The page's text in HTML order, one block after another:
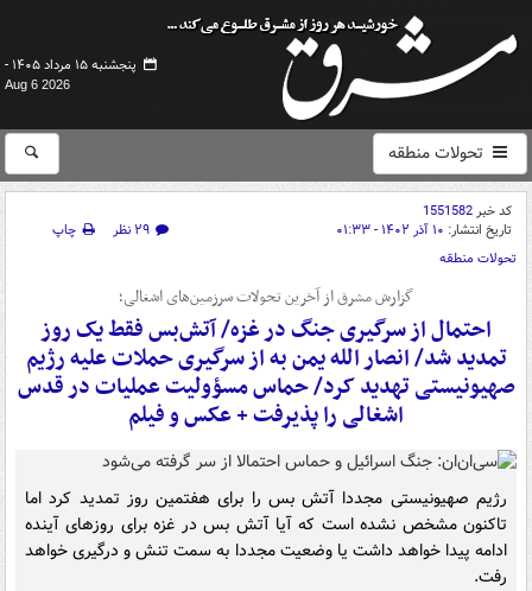
پنجشنبه ۱۵ مرداد ۱۴۰۵ -
Aug 6 2026
تحولات منطقه
کد خبر1551582
تاریخ انتشار: ۱۰ آذر ۱۴۰۲ - ۰۱:۳۳ ۲۹ نظر
چاپ
تحولات منطقه
گزارش مشرق از آخرین تحولات سرزمین‌های اشغالی؛
احتمال از سرگیری جنگ در غزه/ آتش‌بس فقط یک روز
تمدید شد/ انصار الله یمن به از سرگیری حملات علیه رژیم
صهیونیستی تهدید کرد/ حماس مسؤولیت عملیات در قدس
اشغالی را پذیرفت + عکس و فیلم
رژیم صهیونیستی مجددا آتش بس را برای هفتمین روز تمدید کرد اما
تاکنون مشخص نشده است که آیا آتش بس در غزه برای روزهای آینده
ادامه پیدا خواهد داشت یا وضعیت مجددا به سمت تنش و درگیری خواهد
رفت.